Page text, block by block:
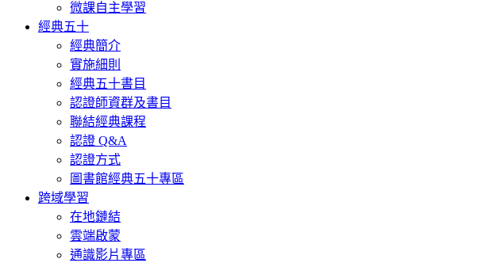
微課自主學習
經典五十
經典簡介
實施細則
經典五十書目
認證師資群及書目
聯結經典課程
認證 Q&A
認證方式
圖書館經典五十專區
跨域學習
在地鏈結
雲端啟蒙
通識影片專區